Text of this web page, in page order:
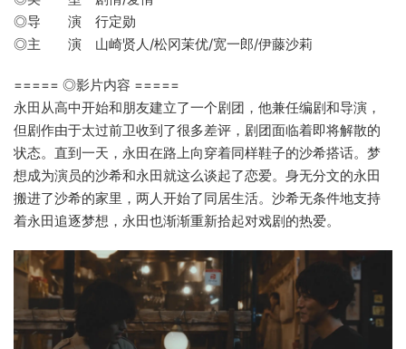
◎导 演 行定勋
◎主 演 山崎贤人/松冈茉优/宽一郎/伊藤沙莉
===== ◎影片内容 =====
永田从高中开始和朋友建立了一个剧团，他兼任编剧和导演，
但剧作由于太过前卫收到了很多差评，剧团面临着即将解散的
状态。直到一天，永田在路上向穿着同样鞋子的沙希搭话。梦
想成为演员的沙希和永田就这么谈起了恋爱。身无分文的永田
搬进了沙希的家里，两人开始了同居生活。沙希无条件地支持
着永田追逐梦想，永田也渐渐重新拾起对戏剧的热爱。